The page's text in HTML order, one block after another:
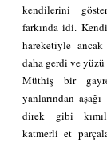
kendilerini
farkında idi.
hareketiyle
daha gerdi ve yüzü
Müthiş bir
yanlarından
direk gibi
katmerli et